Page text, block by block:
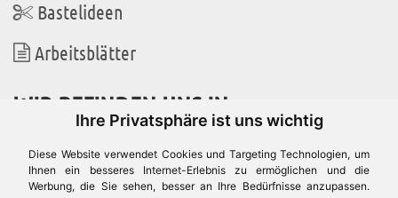
Ihre Privatsphäre ist uns wichtig
Diese Website verwendet Cookies und Targeting Technologien, um
Ihnen ein besseres Internet-Erlebnis zu ermöglichen und die
Werbung, die Sie sehen, besser an Ihre Bedürfnisse anzupassen.
Bastelideen
Arbeitsblätter
WIR BEFINDEN UNS IN